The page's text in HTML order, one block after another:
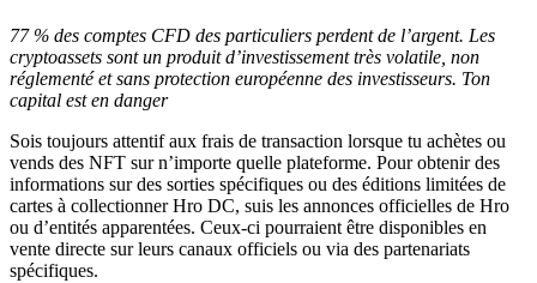
77 % des comptes CFD des particuliers perdent de l’argent. Les
cryptoassets sont un produit d’investissement très volatile, non
réglementé et sans protection européenne des investisseurs. Ton
capital est en danger
Sois toujours attentif aux frais de transaction lorsque tu achètes ou
vends des NFT sur n’importe quelle plateforme. Pour obtenir des
informations sur des sorties spécifiques ou des éditions limitées de
cartes à collectionner Hro DC, suis les annonces officielles de Hro
ou d’entités apparentées. Ceux-ci pourraient être disponibles en
vente directe sur leurs canaux officiels ou via des partenariats
spécifiques.